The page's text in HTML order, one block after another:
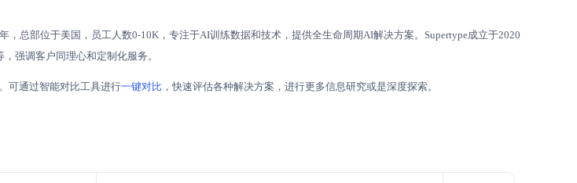
总部位于美国，员工人数0-10K，专注于AI训练数据和技术，提供全生命周期AI解决方案。Supertype成立于2020
强调客户同理心和定制化服务。
。可通过智能对比工具进行一键对比 ，快速评估各种解决方案，进行更多信息研究或是深度探索。